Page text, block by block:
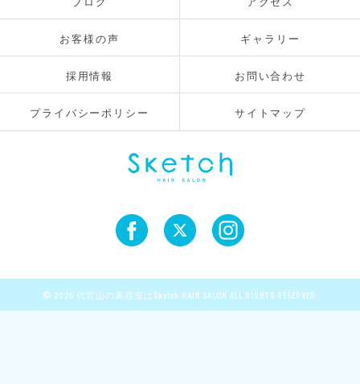
お客様の声 ギャラリー
採用情報 お問い合わせ
プライバシーポリシー サイトマップ
© 2026 代官山の美容室はSketch HAIR SALON ALL RIGHTS RESERVED.